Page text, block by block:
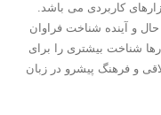
کاربردی می باشد.
و آینده شناخت فراوان
شناخت بیشتری را برای
و فرهنگ پیشرو در زبان